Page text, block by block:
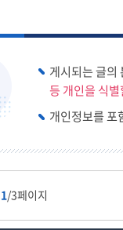
게시되는 글의
등 개인을 식
개인정보를 포
1/3페이지